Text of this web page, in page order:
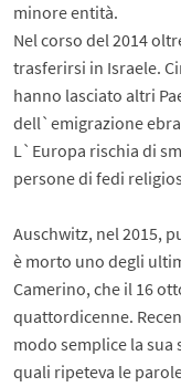
minore entità.
Nel corso del 2014
trasferirsi in Israele.
hanno lasciato altri
dell`emigrazione
L`Europa rischia di
persone di fedi
Auschwitz, nel 2015,
è morto uno degli
Camerino, che il 16
quattordicenne.
modo semplice la
quali ripeteva le